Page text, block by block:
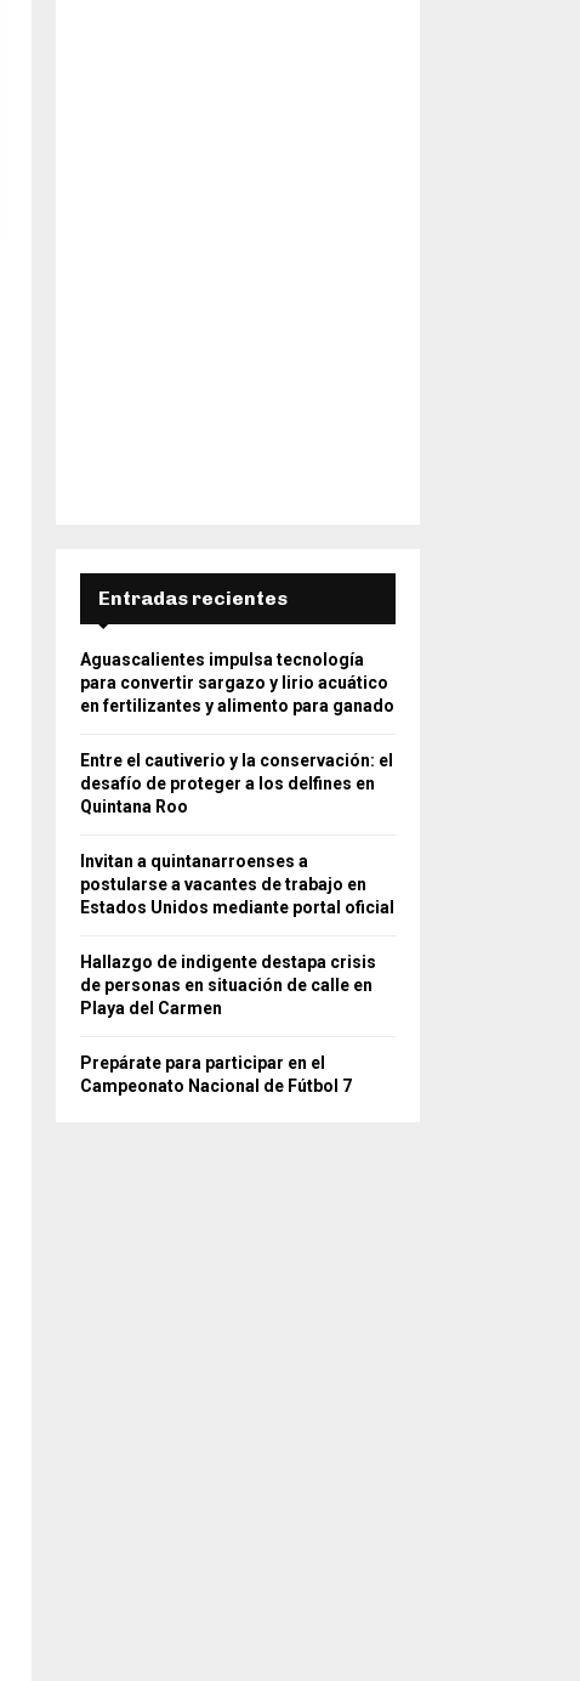
Entradas recientes
Aguascalientes impulsa tecnología
para convertir sargazo y lirio acuático
en fertilizantes y alimento para ganado
Entre el cautiverio y la conservación: el
desafío de proteger a los delfines en
Quintana Roo
Invitan a quintanarroenses a
postularse a vacantes de trabajo en
Estados Unidos mediante portal oficial
Hallazgo de indigente destapa crisis
de personas en situación de calle en
Playa del Carmen
Prepárate para participar en el
Campeonato Nacional de Fútbol 7